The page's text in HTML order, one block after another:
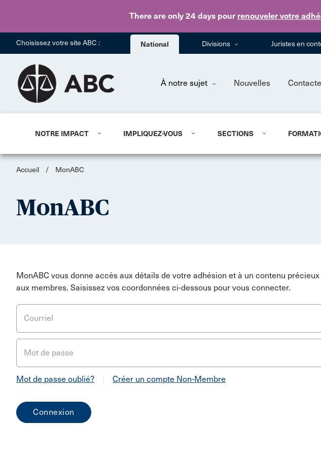
There are only 24 days pour renouveler votre
Choisissez votre site ABC : National Divisions Juristes en
À notre sujet Nouvelles
NOTRE IMPACT IMPLIQUEZ-VOUS SECTIONS
Accueil / MonABC
MonABC
MonABC vous donne accès aux détails de votre adhésion et à un contenu
aux membres. Saisissez vos coordonnées ci-dessous pour vous connecter.
Courriel
Mot de passe
Mot de passe oublié? Créer un compte Non-Membre